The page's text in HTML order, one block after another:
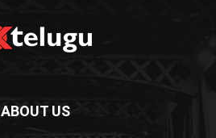
ABOUT US